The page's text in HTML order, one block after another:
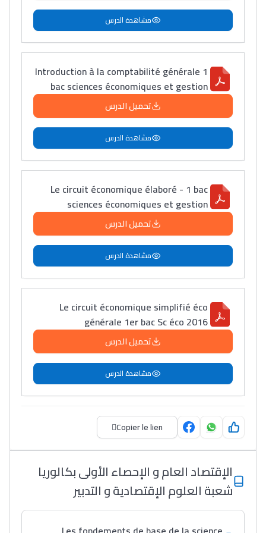
التعليم الثانوي التأهيلي
Collège au Maroc
التعليم الثانوي الإعدادي
Post-Bac
+ de 78 Sujets
Interviews/Vidéos
ما يزيد عن 149 مهنة
دليل التوجيه
التوجيه بالثانوي و الإعدادي
مشاهدة الدرس
Introduction à la comptabilité générale 1
bac sciences économiques et gestion
تحميل الدرس
مشاهدة الدرس
Le circuit économique élaboré - 1 bac
sciences économiques et gestion
تحميل الدرس
مشاهدة الدرس
Le circuit économique simplifié éco
générale 1er bac Sc éco 2016
تحميل الدرس
مشاهدة الدرس
Copier le lien
الإقتصاد العام و الإحصاء الأولى بكالوريا
شعبة العلوم الإقتصادية و التدبير